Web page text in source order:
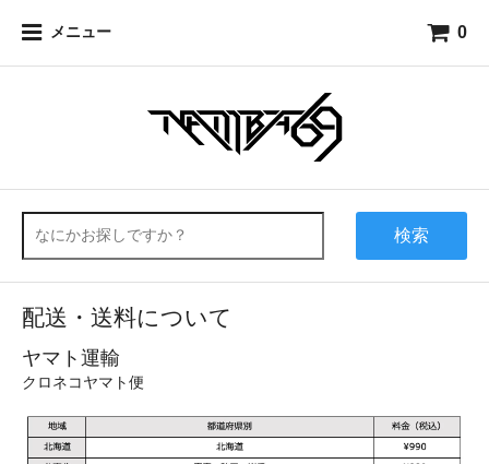
メニュー 0
検索
配送・送料について
ヤマト運輸
クロネコヤマト便